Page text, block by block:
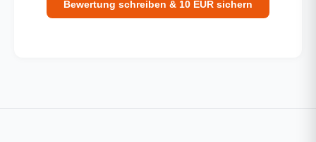
Bewertung schreiben & 10 EUR sichern